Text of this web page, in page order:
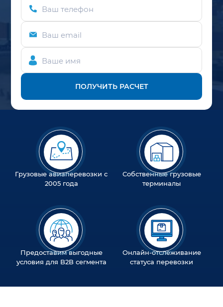
Ваш телефон
Ваш email
Ваше имя
ПОЛУЧИТЬ РАСЧЕТ
Грузовые авиаперевозки с
2005 года
Собственные грузовые
терминалы
Предоставим выгодные
условия для B2B сегмента
Онлайн-отслеживание
статуса перевозки